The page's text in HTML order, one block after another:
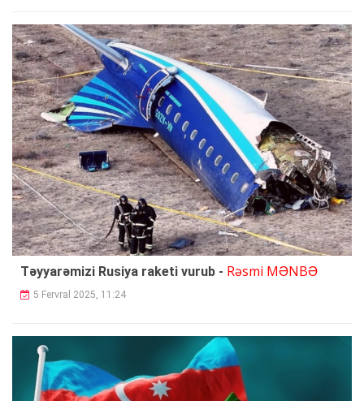
Təyyarəmizi Rusiya raketi vurub - Rəsmi MƏNBƏ
5 Fervral 2025, 11:24